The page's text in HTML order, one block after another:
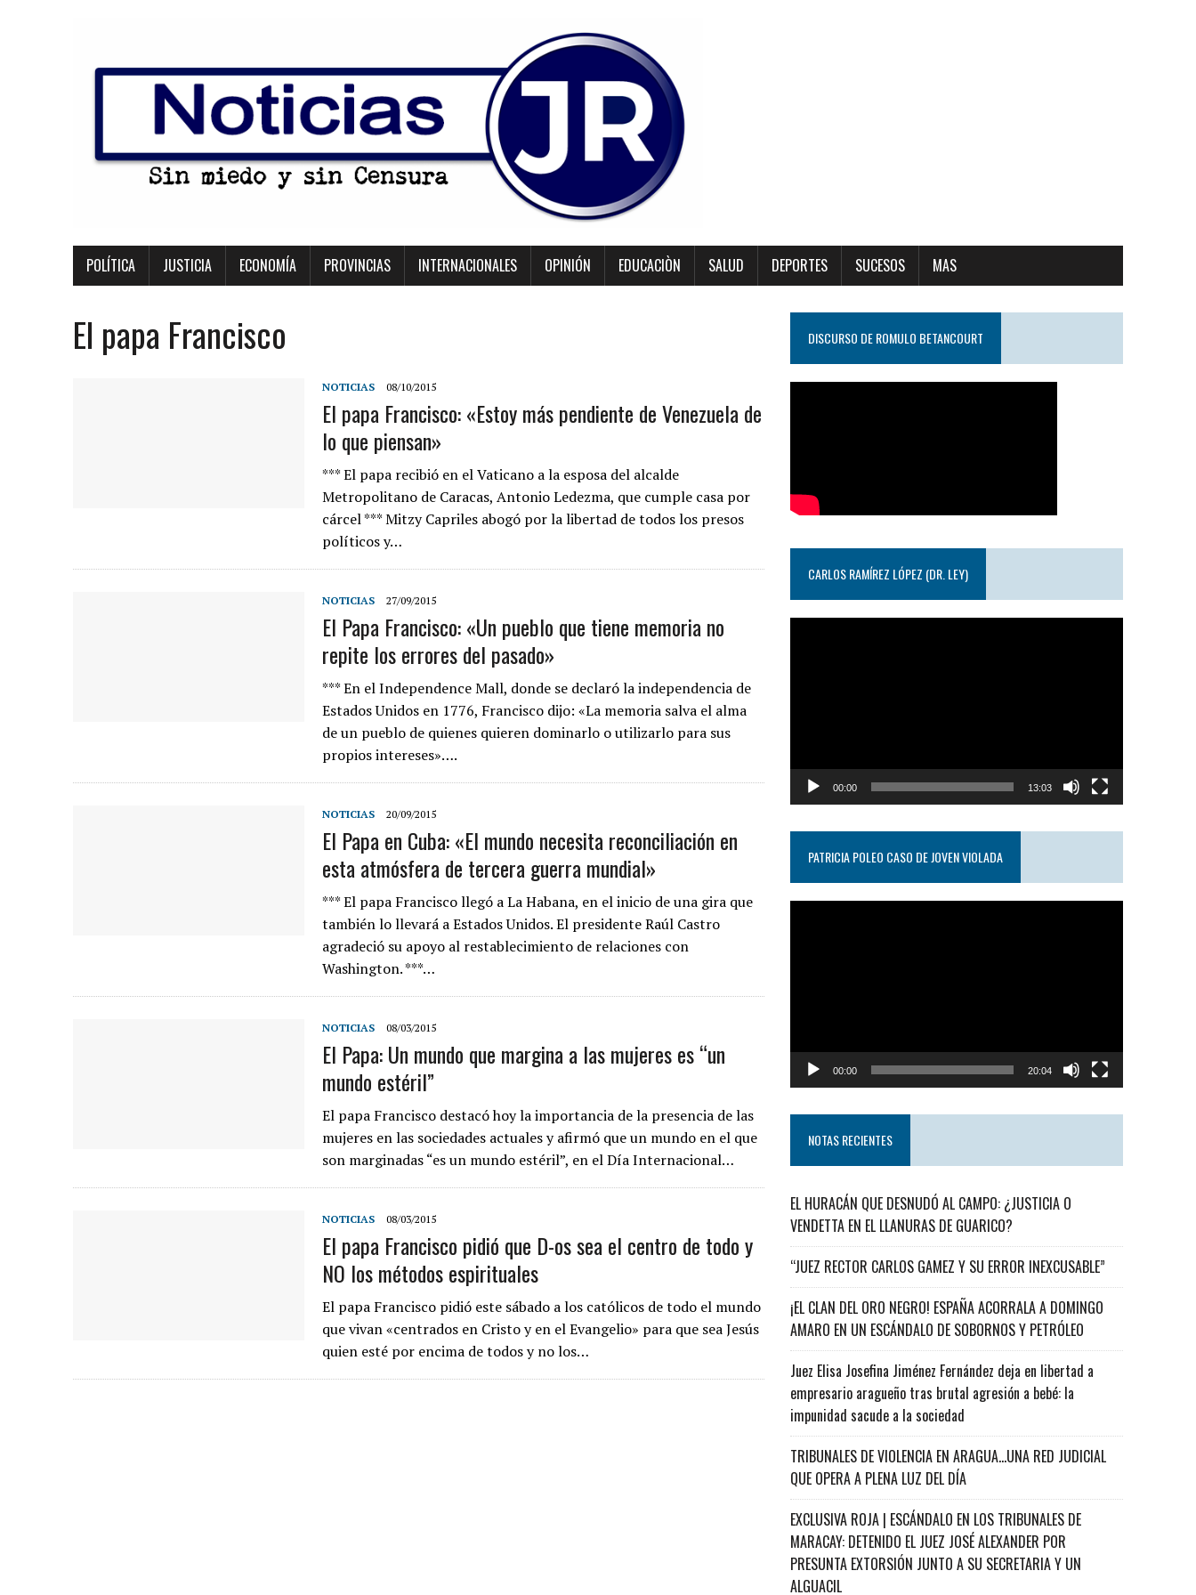
POLÍTICA JUSTICIA ECONOMÍA PROVINCIAS INTERNACIONALES OPINIÓN EDUCACIÒN SALUD DEPORTES SUCESOS MAS
El papa Francisco
NOTICIAS 08/10/2015
El papa Francisco: «Estoy más pendiente de Venezuela de
lo que piensan»
*** El papa recibió en el Vaticano a la esposa del alcalde
Metropolitano de Caracas, Antonio Ledezma, que cumple casa por
cárcel *** Mitzy Capriles abogó por la libertad de todos los presos
políticos y…
NOTICIAS 27/09/2015
El Papa Francisco: «Un pueblo que tiene memoria no
repite los errores del pasado»
*** En el Independence Mall, donde se declaró la independencia de
Estados Unidos en 1776, Francisco dijo: «La memoria salva el alma
de un pueblo de quienes quieren dominarlo o utilizarlo para sus
propios intereses»….
NOTICIAS 20/09/2015
El Papa en Cuba: «El mundo necesita reconciliación en
esta atmósfera de tercera guerra mundial»
*** El papa Francisco llegó a La Habana, en el inicio de una gira que
también lo llevará a Estados Unidos. El presidente Raúl Castro
agradeció su apoyo al restablecimiento de relaciones con
Washington. ***…
NOTICIAS 08/03/2015
El Papa: Un mundo que margina a las mujeres es “un
mundo estéril”
El papa Francisco destacó hoy la importancia de la presencia de las
mujeres en las sociedades actuales y afirmó que un mundo en el que
son marginadas “es un mundo estéril”, en el Día Internacional…
NOTICIAS 08/03/2015
El papa Francisco pidió que D-os sea el centro de todo y
NO los métodos espirituales
El papa Francisco pidió este sábado a los católicos de todo el mundo
que vivan «centrados en Cristo y en el Evangelio» para que sea Jesús
quien esté por encima de todos y no los…
DISCURSO DE ROMULO BETANCOURT
CARLOS RAMÍREZ LÓPEZ (DR. LEY)
00:00 13:03
PATRICIA POLEO CASO DE JOVEN VIOLADA
00:00 20:04
NOTAS RECIENTES
EL HURACÁN QUE DESNUDÓ AL CAMPO: ¿JUSTICIA O
VENDETTA EN EL LLANURAS DE GUARICO?
“JUEZ RECTOR CARLOS GAMEZ Y SU ERROR INEXCUSABLE”
¡EL CLAN DEL ORO NEGRO! ESPAÑA ACORRALA A DOMINGO
AMARO EN UN ESCÁNDALO DE SOBORNOS Y PETRÓLEO
Juez Elisa Josefina Jiménez Fernández deja en libertad a
empresario aragueño tras brutal agresión a bebé: la
impunidad sacude a la sociedad
TRIBUNALES DE VIOLENCIA EN ARAGUA…UNA RED JUDICIAL
QUE OPERA A PLENA LUZ DEL DÍA
EXCLUSIVA ROJA | ESCÁNDALO EN LOS TRIBUNALES DE
MARACAY: DETENIDO EL JUEZ JOSÉ ALEXANDER POR
PRESUNTA EXTORSIÓN JUNTO A SU SECRETARIA Y UN
ALGUACIL